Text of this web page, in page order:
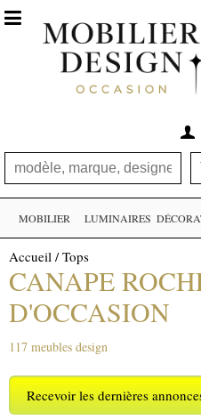


MOBILIER LUMINAIRES
Accueil /Tops
CANAPE
D'OCCASION
117 meubles design
Recevoir les dernières